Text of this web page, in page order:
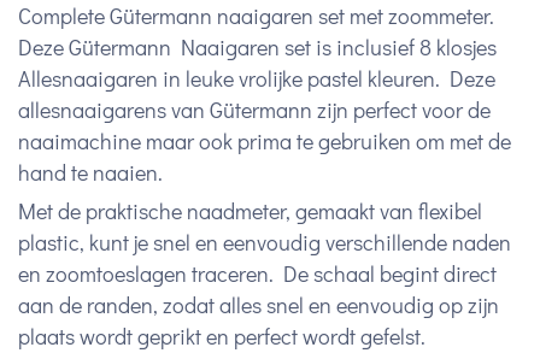
Complete Gütermann naaigaren set met zoommeter.
Deze Gütermann Naaigaren set is inclusief 8 klosjes
Allesnaaigaren in leuke vrolijke pastel kleuren. Deze
allesnaaigarens van Gütermann zijn perfect voor de
naaimachine maar ook prima te gebruiken om met de
hand te naaien.
Met de praktische naadmeter, gemaakt van flexibel
plastic, kunt je snel en eenvoudig verschillende naden
en zoomtoeslagen traceren. De schaal begint direct
aan de randen, zodat alles snel en eenvoudig op zijn
plaats wordt geprikt en perfect wordt gefelst.